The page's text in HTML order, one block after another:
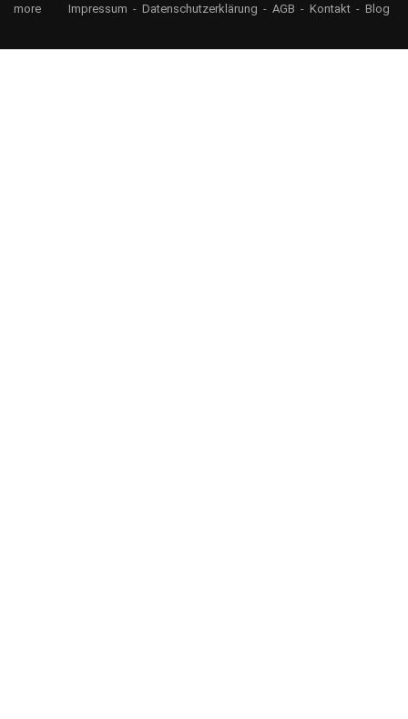
more
Impressum - Datenschutzerklärung - AGB - Kontakt - Blog